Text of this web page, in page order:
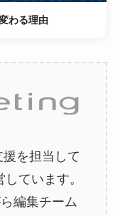
わる理由
を担当して
ています。
編集チーム